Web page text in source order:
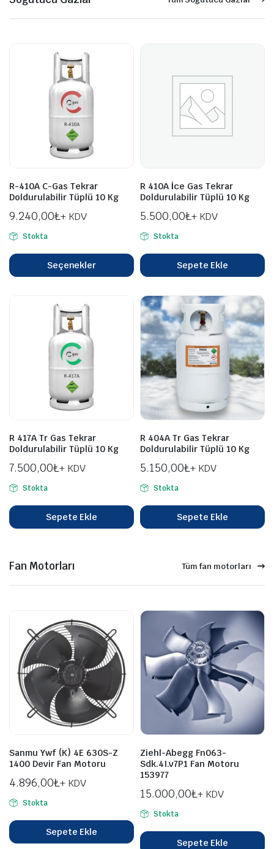
R-410A C-Gas Tekrar
Doldurulabilir Tüplü 10 Kg
9.240,00₺+ KDV
Stokta
Seçenekler
R 410A İce Gas Tekrar
Doldurulabilir Tüplü 10 Kg
5.500,00₺+ KDV
Stokta
Sepete Ekle
R 417A Tr Gas Tekrar
Doldurulabilir Tüplü 10 Kg
7.500,00₺+ KDV
Stokta
Sepete Ekle
R 404A Tr Gas Tekrar
Doldurulabilir Tüplü 10 Kg
5.150,00₺+ KDV
Stokta
Sepete Ekle
Fan Motorları Tüm fan motorları
Sanmu Ywf (K) 4E 630S-Z
1400 Devir Fan Motoru
4.896,00₺+ KDV
Stokta
Sepete Ekle
Ziehl-Abegg Fn063-
Sdk.4I.v7P1 Fan Motoru
153977
15.000,00₺+ KDV
Stokta
Sepete Ekle